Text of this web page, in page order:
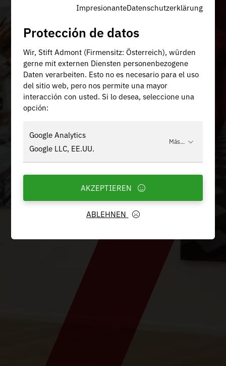
ImpresionanteDatenschutzerklärung
Protección de datos
Wir, Stift Admont (Firmensitz: Österreich), würden
gerne mit externen Diensten personenbezogene
Daten verarbeiten. Esto no es necesario para el uso
del sitio web, pero nos permite una mayor
interacción con usted. Si lo desea, seleccione una
opción:
Google Analytics
Google LLC, EE.UU.
Más...
ABLEHNEN
AKZEPTIEREN